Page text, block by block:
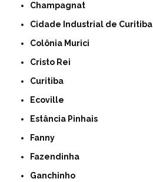
Champagnat
Cidade Industrial de Curitiba
Colônia Murici
Cristo Rei
Curitiba
Ecoville
Estância Pinhais
Fanny
Fazendinha
Ganchinho